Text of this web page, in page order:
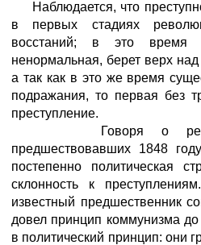
Наблюдается, что
в первых стадиях
восстаний; в это время
ненормальная, берет верх
а так как в это же время
подражания, то первая без
преступление.
Говоря о
предшествовавших 1848
постепенно политическая
склонность к
известный предшественник
довел принцип коммунизма до
в политический принцип: они